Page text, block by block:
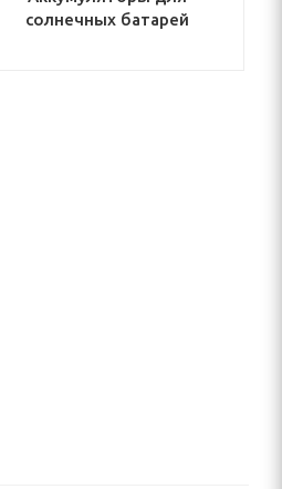
солнечных батарей